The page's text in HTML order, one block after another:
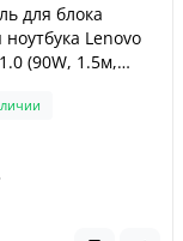
для блока
Lenovo
(90W, 1.5м,